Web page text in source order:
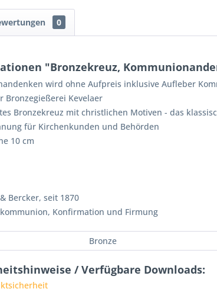
0
"Bronzekreuz,
wird ohne Aufpreis inklusive Aufleber
Bronzegießerei Kevelaer
Bronzekreuz mit christlichen Motiven - das
für Kirchenkunden und Behörden
10 cm
Bercker, seit 1870
Konfirmation und Firmung
Bronze
/ Verfügbare Downloads: